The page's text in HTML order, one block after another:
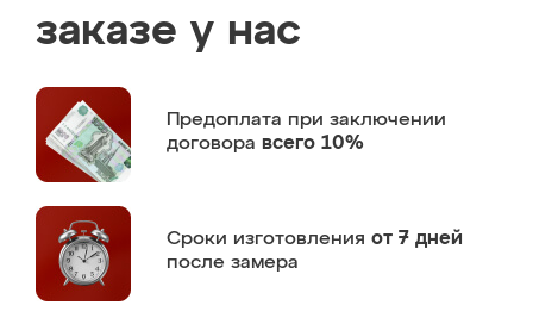
заказе у нас
Предоплата при заключении
договора всего 10%
Сроки изготовления от 7 дней
после замера